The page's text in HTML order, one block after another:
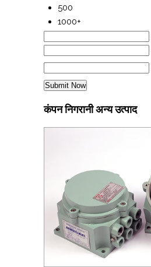
500
1000+
कंपन निगरानी अन्य उत्पाद